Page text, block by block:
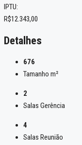
IPTU:
R$12.343,00
Detalhes
676
Tamanho m²
2
Salas Gerência
4
Salas Reunião